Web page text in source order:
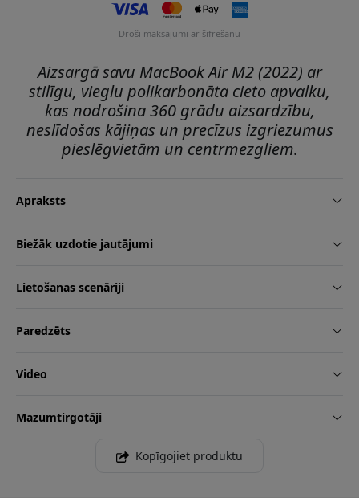
Droši maksājumi ar šifrēšanu
Aizsargā savu MacBook Air M2 (2022) ar
stilīgu, vieglu polikarbonāta cieto apvalku,
kas nodrošina 360 grādu aizsardzību,
neslīdošas kājiņas un precīzus izgriezumus
pieslēgvietām un centrmezgliem.
Apraksts
Biežāk uzdotie jautājumi
Lietošanas scenāriji
Paredzēts
Video
Mazumtirgotāji
Kopīgojiet produktu